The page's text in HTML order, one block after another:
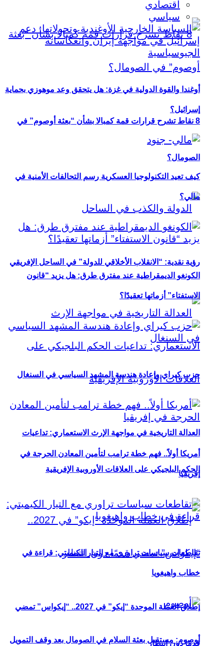
8 نقاط تشرح قرارات قمة كمبالا بشأن “بعثة أوصوم” في
الصومال؟
رؤية نقدية: “الانقلاب الأخلاقي للدولة” في الساحل الإفريقي
العدالة التاريخية في مواجهة الإرث الاستعماري: تداعيات
الحكم البلجيكي على العلاقات الأوروبية الإفريقية
إطلاق العملة الموحدة “إيكو” في 2027.. “إيكواس” تمضي
قدمًا دون انتظار
اقتصادي
سياسي
أوغندا والقوة الدولية في غزة: هل يتحقق وعد موهوزي بحماية
إسرائيل؟
كيف تعيد التكنولوجيا العسكرية رسم التحالفات الأمنية في
مالي؟
الكونغو الديمقراطية عند مفترق طرق: هل يزيد “قانون
الاستفتاء” أزماتها تعقيدًا؟
حزب كيراي وإعادة هندسة المشهد السياسي في السنغال
أمريكا أولاً.. فهم خطة ترامب لتأمين المعادن الحرجة في
إفريقيا
تقاطعات سياسات تراوري مع التيار الكيميتي: قراءة في
خطاب واهيغويا
أوصوم: مستقبل بعثة السلام في الصومال بعد وقف التمويل